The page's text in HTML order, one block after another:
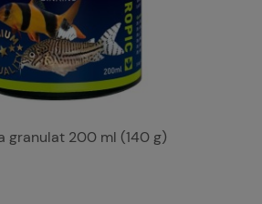
granulat 200 ml (140 g)